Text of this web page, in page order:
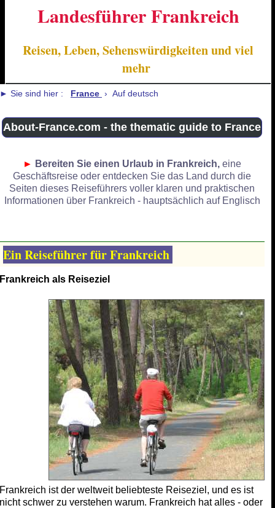
Landesführer Frankreich
Reisen, Leben, Sehenswürdigkeiten und viel
mehr
► Sie sind hier : France › Auf deutsch
About-France.com - the thematic guide to France
► Bereiten Sie einen Urlaub in Frankreich, eine
Geschäftsreise oder entdecken Sie das Land durch die
Seiten dieses Reiseführers voller klaren und praktischen
Informationen über Frankreich - hauptsächlich auf Englisch
Ein Reiseführer für Frankreich
Frankreich als Reiseziel
Frankreich ist der weltweit beliebteste Reiseziel, und es ist
nicht schwer zu verstehen warum. Frankreich hat alles - oder